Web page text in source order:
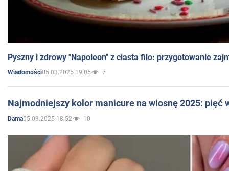
Pyszny i zdrowy "Napoleon" z ciasta filo: przygotowanie
Wiadomości05.03.2025 19:05 7
Najmodniejszy kolor manicure na wiosnę 2025: pięć
Dama05.03.2025 18:52 10